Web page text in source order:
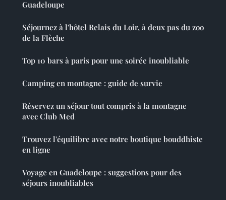
Guadeloupe
Séjournez à l'hôtel Relais du Loir, à deux pas du zoo
de la Flèche
Top 10 bars à paris pour une soirée inoubliable
Camping en montagne : guide de survie
Réservez un séjour tout compris à la montagne
avec Club Med
Trouvez l'équilibre avec notre boutique bouddhiste
en ligne
Voyage en Guadeloupe : suggestions pour des
séjours inoubliables